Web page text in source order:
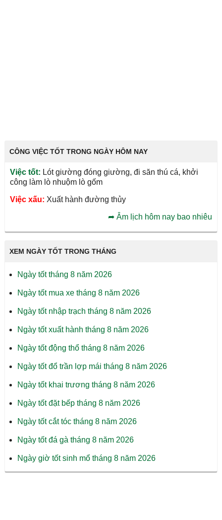
CÔNG VIỆC TỐT TRONG NGÀY HÔM NAY
Việc tốt: Lót giường đóng giường, đi săn thú cá, khởi
công làm lò nhuộm lò gốm
Việc xấu: Xuất hành đường thủy
➦Âm lịch hôm nay bao nhiêu
XEM NGÀY TỐT TRONG THÁNG
Ngày tốt tháng 8 năm 2026
Ngày tốt mua xe tháng 8 năm 2026
Ngày tốt nhập trạch tháng 8 năm 2026
Ngày tốt xuất hành tháng 8 năm 2026
Ngày tốt động thổ tháng 8 năm 2026
Ngày tốt đổ trần lợp mái tháng 8 năm 2026
Ngày tốt khai trương tháng 8 năm 2026
Ngày tốt đặt bếp tháng 8 năm 2026
Ngày tốt cắt tóc tháng 8 năm 2026
Ngày tốt đá gà tháng 8 năm 2026
Ngày giờ tốt sinh mổ tháng 8 năm 2026